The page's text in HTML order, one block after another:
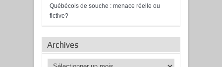
Québécois de souche : menace réelle ou
fictive?
Archives
Archives